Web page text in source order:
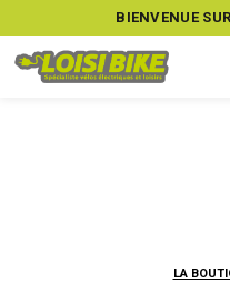
BIENVENUE
LA